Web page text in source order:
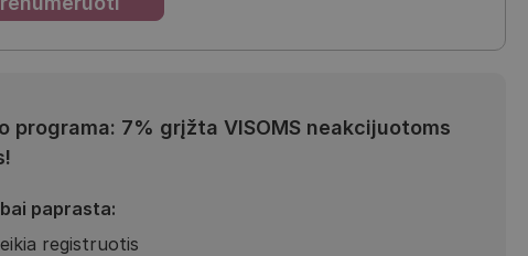
programa: 7% grįžta VISOMS neakcijuotoms
paprasta:
registruotis